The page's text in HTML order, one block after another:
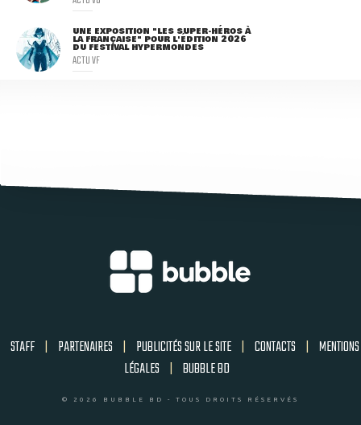
UNE EXPOSITION "LES SUPER-HÉROS À
LA FRANÇAISE" POUR L'ÉDITION 2026
DU FESTIVAL HYPERMONDES
ACTU VF
STAFF | PARTENAIRES | PUBLICITÉS SUR LE SITE | CONTACTS | MENTIONS
LÉGALES | BUBBLE BD
© 2026 BUBBLE BD - TOUS DROITS RÉSERVÉS